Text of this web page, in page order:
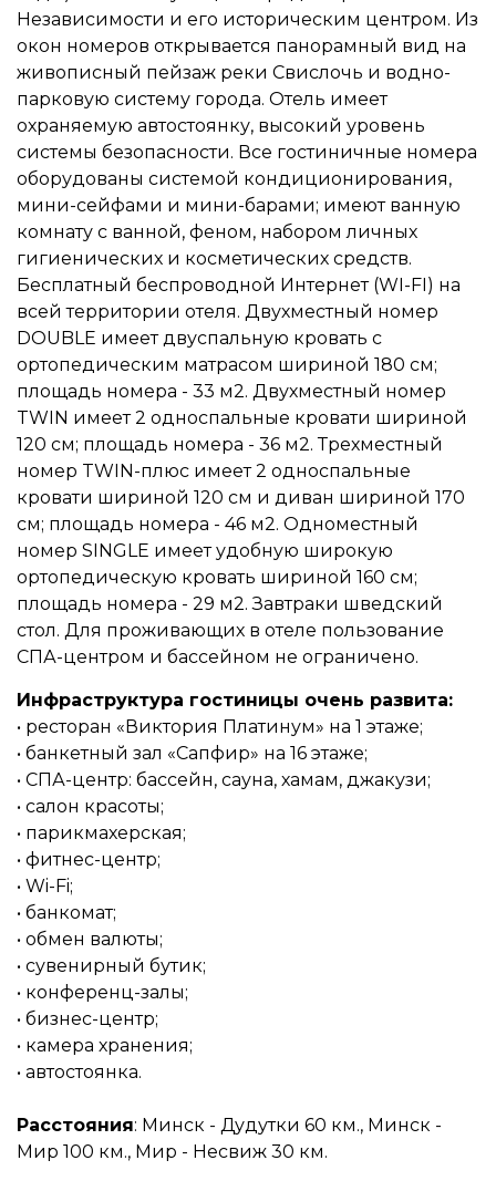
Независимости и его историческим центром. Из
окон номеров открывается панорамный вид на
живописный пейзаж реки Свислочь и водно-
парковую систему города. Отель имеет
охраняемую автостоянку, высокий уровень
системы безопасности. Все гостиничные номера
оборудованы системой кондиционирования,
мини-сейфами и мини-барами; имеют ванную
комнату с ванной, феном, набором личных
гигиенических и косметических средств.
Бесплатный беспроводной Интернет (WI-FI) на
всей территории отеля. Двухместный номер
DOUBLE имеет двуспальную кровать c
ортопедическим матрасом шириной 180 см;
площадь номера - 33 м2. Двухместный номер
TWIN имеет 2 односпальные кровати шириной
120 см; площадь номера - 36 м2. Трехместный
номер TWIN-плюс имеет 2 односпальные
кровати шириной 120 см и диван шириной 170
см; площадь номера - 46 м2. Одноместный
номер SINGLE имеет удобную широкую
ортопедическую кровать шириной 160 см;
площадь номера - 29 м2. Завтраки шведский
стол. Для проживающих в отеле пользование
СПА-центром и бассейном не ограничено.
Инфраструктура гостиницы очень развита:
• ресторан «Виктория Платинум» на 1 этаже;
• банкетный зал «Сапфир» на 16 этаже;
• СПА-центр: бассейн, сауна, хамам, джакузи;
• салон красоты;
• парикмахерская;
• фитнес-центр;
• Wi-Fi;
• банкомат;
• обмен валюты;
• сувенирный бутик;
• конференц-залы;
• бизнес-центр;
• камера хранения;
• автостоянка.
Расстояния: Минск - Дудутки 60 км., Минск -
Мир 100 км., Мир - Несвиж 30 км.